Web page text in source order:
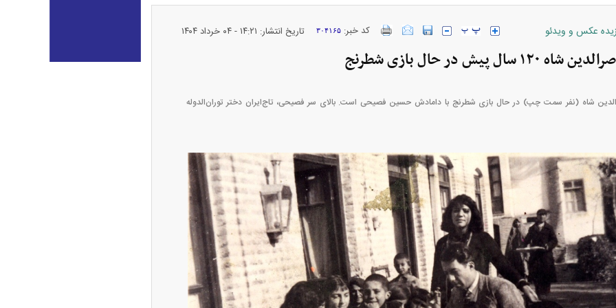
عکس و ویدئو کد خبر:۳۰۴۱۶۵ تاریخ انتشار: ۱۴:۲۱ - ۰۴ خرداد ۱۴۰۴
پیش در حال بازی شطرنج
شاه (نفر سمت چپ) در حال بازی شطرنج با دامادش حسین فصیحی است. بالای سر فصیحی، تاج‌ایران دختر توران‌الدوله
+ جدول قیمت خودرو‌های ایران خودرو + جدول قیمت سکه و طلا + جدول
از افت شدید
عزل و نصب‌ها
پیش‌بینی بورس امروز دوشنبه ۱۲ مرداد ماه
۱۴۰۵